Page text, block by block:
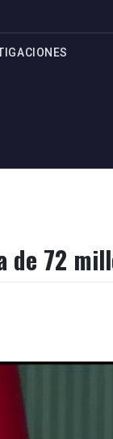
de 72